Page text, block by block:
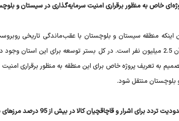
خاص به منظور برقراری امنیت سرمایه‌گذاری در سیستان و
جمعیت آن 2.5 میلیون نفر است. در کل بستر توسعه برای این
به تعریف پروژه خاص برای این منطقه به منظور برقراری
بلوچستان منتقل شود.
تردد برای اشرار و قاچاقچیان کالا در بیش از 95 درصد مرزهای شرقی